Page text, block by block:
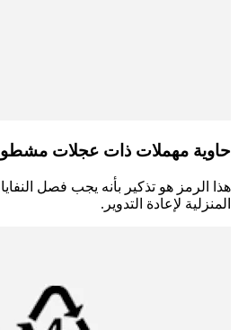
حاوية مهملات ذات عجلات
هذا الرمز هو تذكير بأنه يجب فصل
المنزلية لإعادة التدوير.